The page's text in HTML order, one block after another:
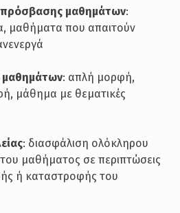
πρόσβασης μαθημάτων:
μαθήματα που απαιτούν
μαθημάτων: απλή μορφή,
μάθημα με θεματικές
: διασφάλιση ολόκληρου
μαθήματος σε περιπτώσεις
ή καταστροφής του